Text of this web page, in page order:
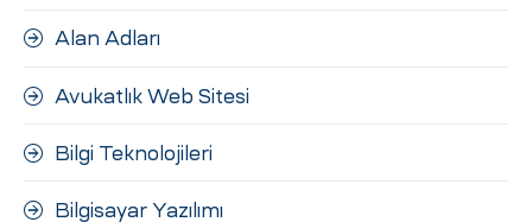
Alan Adları
Avukatlık Web Sitesi
Bilgi Teknolojileri
Bilgisayar Yazılımı